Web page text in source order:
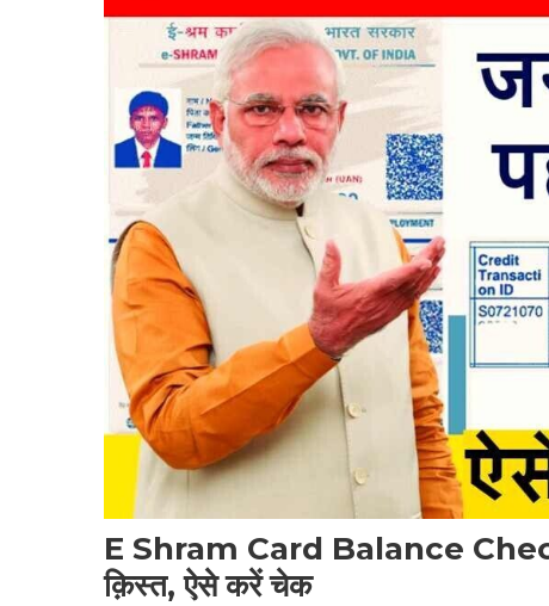
E Shram Card Balance Check:
क़िस्त, ऐसे करें चेक